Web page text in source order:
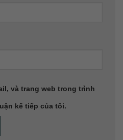
và trang web trong trình
kế tiếp của tôi.